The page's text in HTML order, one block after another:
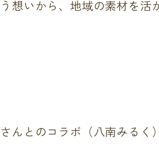
想いから、地域の素材を活
んとのコラボ（八南みるく